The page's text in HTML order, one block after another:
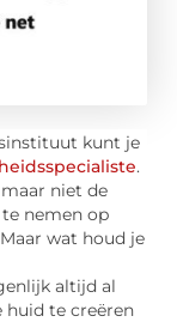
kunt je
.
niet de
nemen op
wat houd je
altijd al
huid te creëren